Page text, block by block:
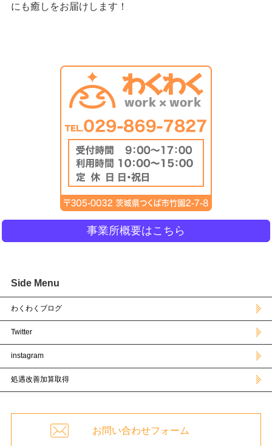
にも癒しをお届けします！
事業所概要はこちら
Side Menu
わくわくブログ
Twitter
instagram
処遇改善加算取得
お問い合わせフォーム